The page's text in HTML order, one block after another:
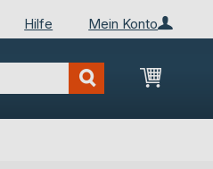
Mein Konto
Hilfe
Mein